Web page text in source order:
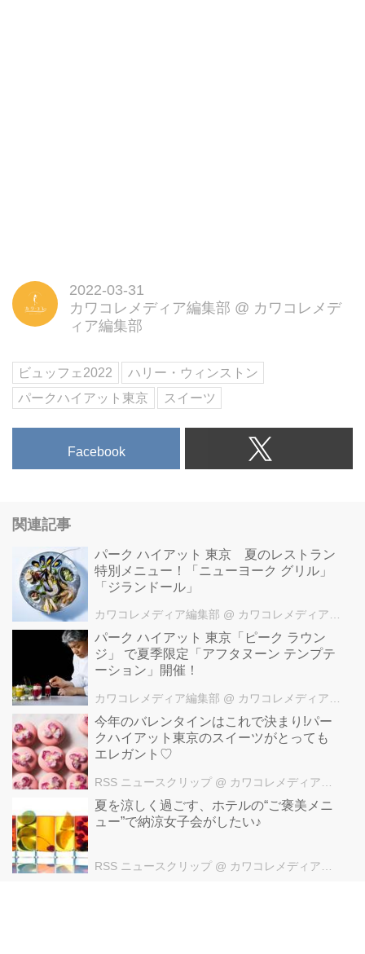
2022-03-31
カワコレメディア編集部 @ カワコレメデ
ィア編集部
ビュッフェ2022
ハリー・ウィンストン
パークハイアット東京
スイーツ
Facebook
関連記事
パーク ハイアット 東京 夏のレストラン
特別メニュー！「ニューヨーク グリル」
「ジランドール」
カワコレメディア編集部 @ カワコレメディア編集部
パーク ハイアット 東京「ピーク ラウン
ジ」 で夏季限定「アフタヌーン テンプテ
ーション」開催！
カワコレメディア編集部 @ カワコレメディア編集部
今年のバレンタインはこれで決まり!パー
クハイアット東京のスイーツがとっても
エレガント♡
RSS ニュースクリップ @ カワコレメディア編集部
夏を涼しく過ごす、ホテルの“ご褒美メニ
ュー”で納涼女子会がしたい♪
RSS ニュースクリップ @ カワコレメディア編集部